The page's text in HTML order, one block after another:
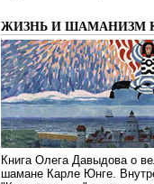
ЖИЗНЬ И ШАМАНИЗМ
Книга Олега Давыдова о
шамане Карле Юнге.